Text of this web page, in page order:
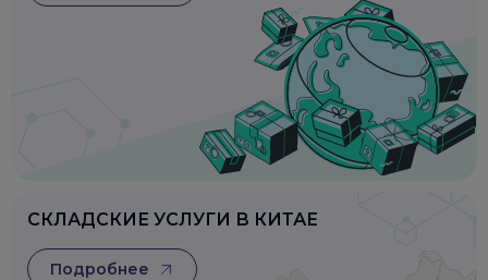
СКЛАДСКИЕ УСЛУГИ В КИТАЕ
Подробнее